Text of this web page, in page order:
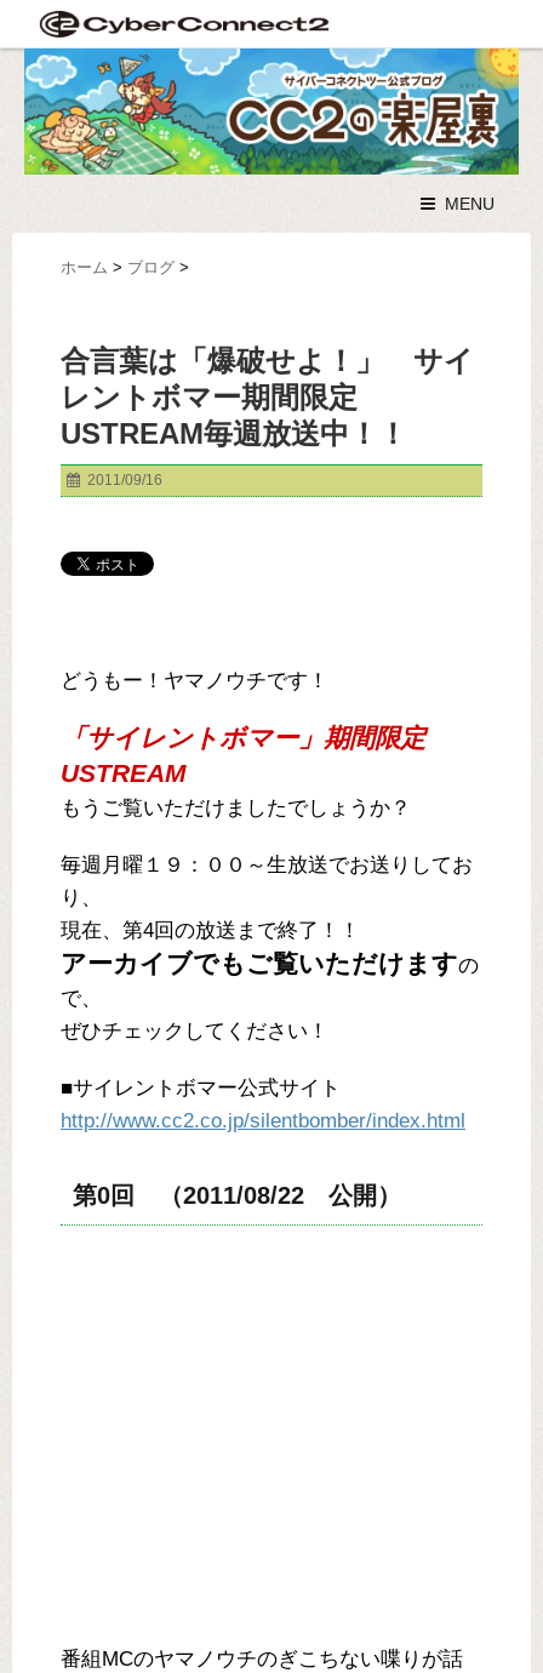
MENU
ホーム > ブログ >
合言葉は「爆破せよ！」 サイ
レントボマー期間限定
USTREAM毎週放送中！！
2011/09/16
どうもー！ヤマノウチです！
「サイレントボマー」期間限定
USTREAM
もうご覧いただけましたでしょうか？
毎週月曜１９：００～生放送でお送りしてお
り、
現在、第4回の放送まで終了！！
アーカイブでもご覧いただけますの
で、
ぜひチェックしてください！
■サイレントボマー公式サイト
http://www.cc2.co.jp/silentbomber/index.html
第0回 （2011/08/22 公開）
番組MCのヤマノウチのぎこちない喋りが話